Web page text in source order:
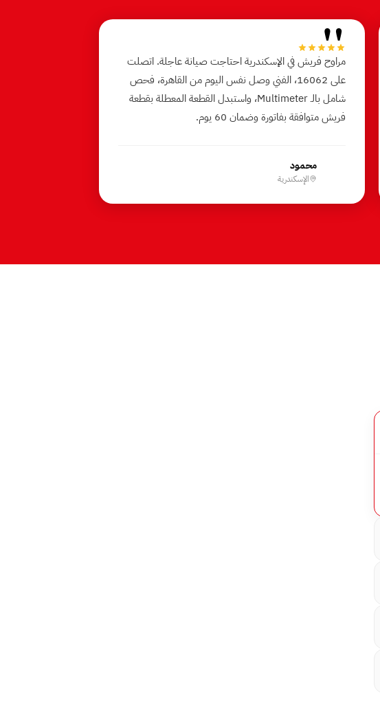
"
مراوح فريش في الإسكندرية احتاجت صيانة عاجلة. اتصلت
على 16062، الفني وصل نفس اليوم من القاهرة، فحص
شامل بالـ Multimeter، واستبدل القطعة المعطلة بقطعة
فريش متوافقة بفاتورة وضمان 60 يوم.
محمود
الإسكندرية